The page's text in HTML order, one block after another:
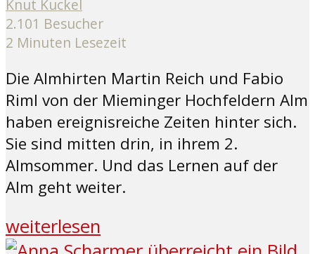
Knut Kuckel
2.101 Besucher
2 Minuten Lesezeit
Die Almhirten Martin Reich und Fabio
Riml von der Mieminger Hochfeldern Alm
haben ereignisreiche Zeiten hinter sich.
Sie sind mitten drin, in ihrem 2.
Almsommer. Und das Lernen auf der
Alm geht weiter.
weiterlesen